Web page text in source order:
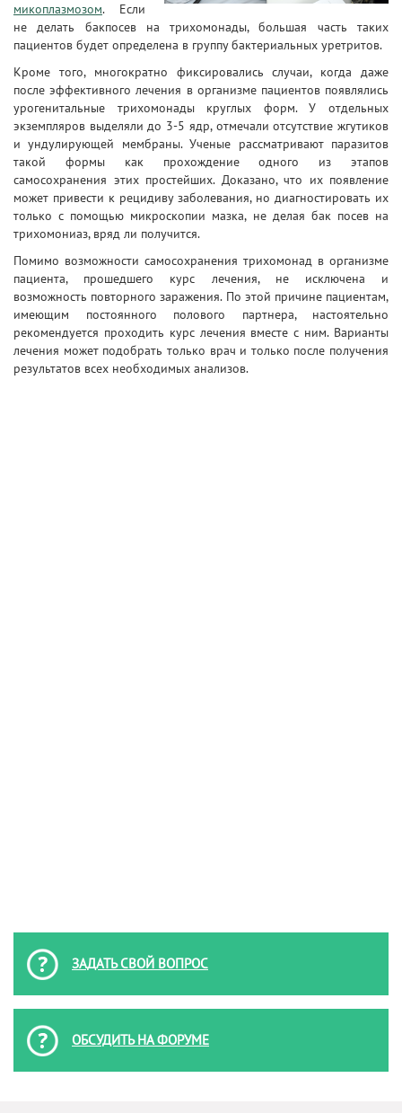
микоплазмозом. Если
не делать бакпосев на трихомонады, большая часть таких
пациентов будет определена в группу бактериальных уретритов.
Кроме того, многократно фиксировались случаи, когда даже
после эффективного лечения в организме пациентов появлялись
урогенитальные трихомонады круглых форм. У отдельных
экземпляров выделяли до 3-5 ядр, отмечали отсутствие жгутиков
и ундулирующей мембраны. Ученые рассматривают паразитов
такой формы как прохождение одного из этапов
самосохранения этих простейших. Доказано, что их появление
может привести к рецидиву заболевания, но диагностировать их
только с помощью микроскопии мазка, не делая бак посев на
трихомониаз, вряд ли получится.
Помимо возможности самосохранения трихомонад в организме
пациента, прошедшего курс лечения, не исключена и
возможность повторного заражения. По этой причине пациентам,
имеющим постоянного полового партнера, настоятельно
рекомендуется проходить курс лечения вместе с ним. Варианты
лечения может подобрать только врач и только после получения
результатов всех необходимых анализов.
ЗАДАТЬ СВОЙ ВОПРОС
ОБСУДИТЬ НА ФОРУМЕ